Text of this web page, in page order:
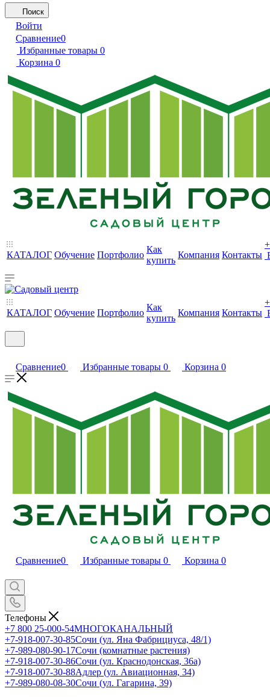
Поиск
Войти
Сравнение0
Избранные товары 0
Корзина 0
КАТАЛОГ Обучение Портфолио
Как
купить
Компания Контакты
+
КАТАЛОГ Обучение Портфолио
Как
купить
Компания Контакты
+
Сравнение0 Избранные товары 0 Корзина 0
Сравнение0 Избранные товары 0 Корзина 0
Телефоны
+7 800 25-000-54МНОГОКАНАЛЬНЫЙ
+7-918-007-30-85Сочи (ул. Яна Фабрициуса, 48/1)
+7-989-080-90-17Сочи (комнатные растения)
+7-918-007-30-86Сочи (ул. Краснодонская, 36а)
+7-918-007-30-88Адлер (ул. Авиационная, 34)
+7-989-080-08-30Сочи (ул. Гагарина, 39)